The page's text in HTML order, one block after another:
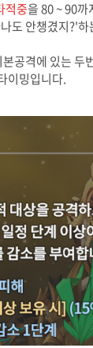
적중을 80 ~ 90
도 안챙겼지?'
공격에 있는 두
이밍입니다.